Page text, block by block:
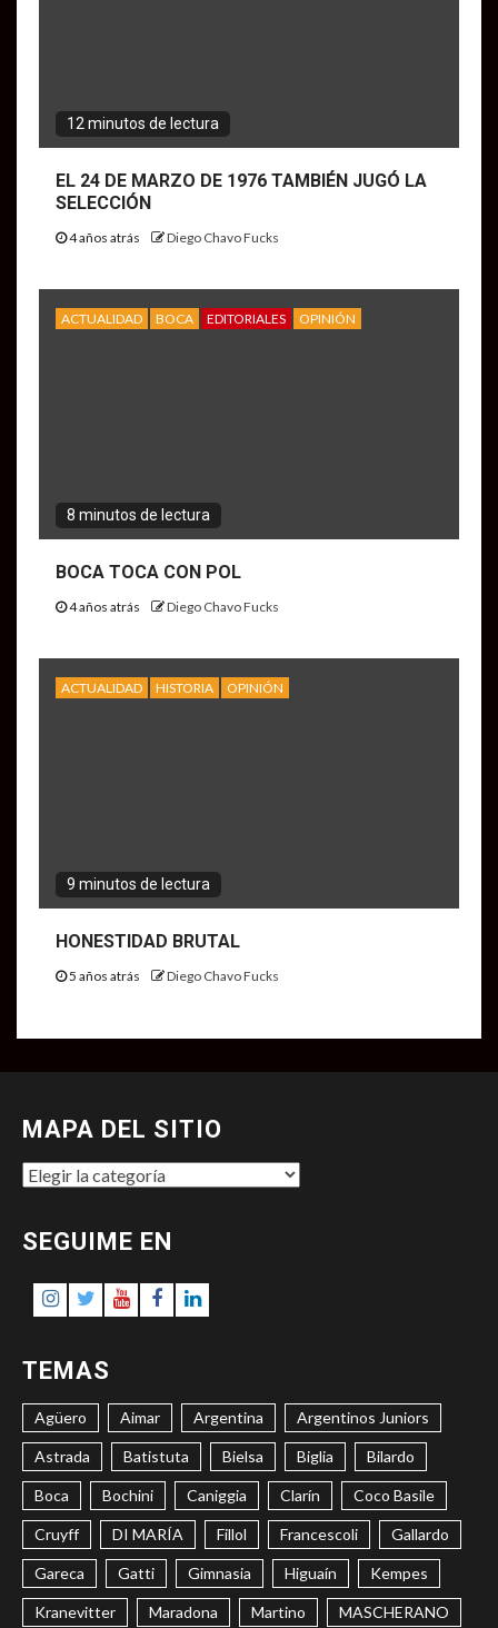
12 minutos de lectura
EL 24 DE MARZO DE 1976 TAMBIÉN JUGÓ LA
SELECCIÓN
4 años atrás Diego Chavo Fucks
ACTUALIDAD BOCA EDITORIALES OPINIÓN
8 minutos de lectura
BOCA TOCA CON POL
4 años atrás Diego Chavo Fucks
ACTUALIDAD HISTORIA OPINIÓN
9 minutos de lectura
HONESTIDAD BRUTAL
5 años atrás Diego Chavo Fucks
MAPA DEL SITIO
MAPA
SITIO
SEGUIME EN
Instagram
TwitterYoutubeFacebookLinkedIn
TEMAS
Agüero Aimar Argentina Argentinos Juniors
Astrada Batistuta Bielsa Biglia Bilardo
Boca Bochini Caniggia Clarín Coco Basile
Cruyff DI MARÍA Fillol Francescoli Gallardo
Gareca Gatti Gimnasia Higuaín Kempes
Kranevitter Maradona Martino MASCHERANO